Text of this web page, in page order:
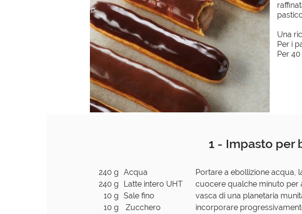
Una
Per i
Per
1 - Impasto per
240 g Acqua
240 g
Latte intero UHT
10 g Sale fino
10 g
Zucchero
Portare a ebollizione acqua,
cuocere qualche minuto per
vasca di una planetaria
incorporare